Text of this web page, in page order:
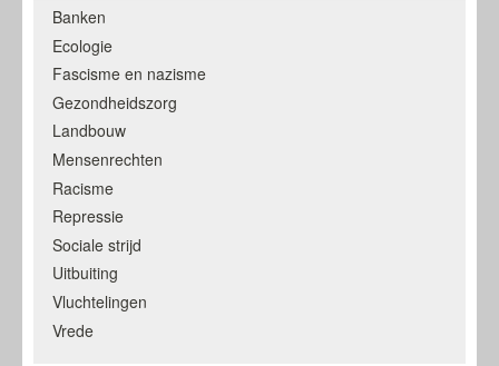
Banken
Ecologie
Fascisme en nazisme
Gezondheidszorg
Landbouw
Mensenrechten
Racisme
Repressie
Sociale strijd
Uitbuiting
Vluchtelingen
Vrede